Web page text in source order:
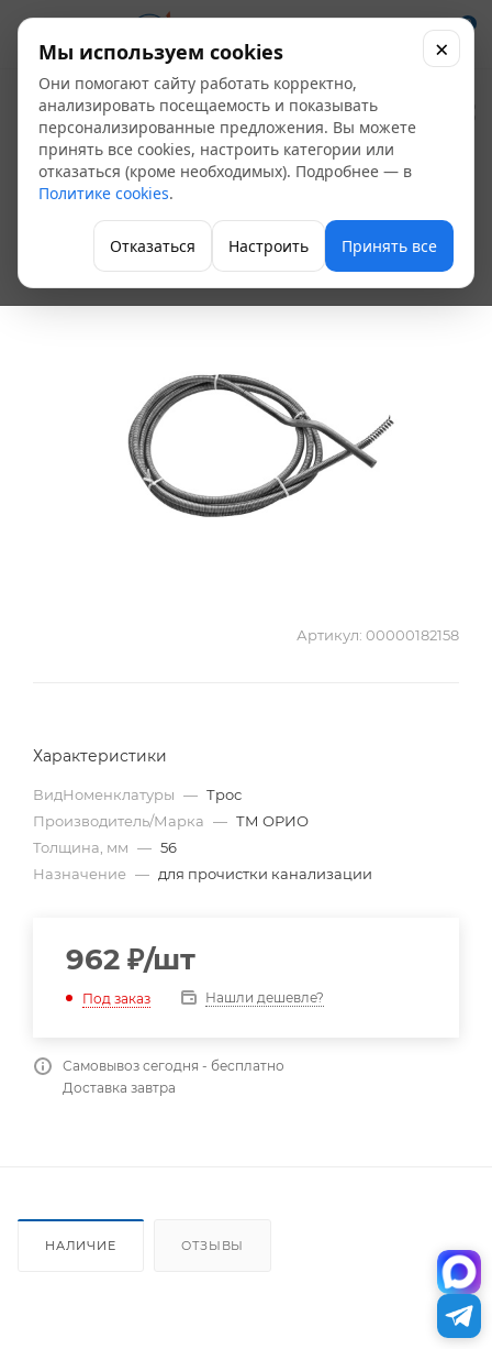
0
Трос
сантехнический Ду
5,6 мм длина 10 м
ОРИО ТСК-10000
Тросы для прочистки
Артикул: 00000182158
Характеристики
ВидНоменклатуры — Трос
Производитель/Марка — ТМ ОРИО
Толщина, мм — 56
Назначение — для прочистки канализации
962 ₽/шт
Под заказ Нашли дешевле?
Самовывоз сегодня - бесплатно
Доставка завтра
НАЛИЧИЕ ОТЗЫВЫ
Мы используем cookies
Они помогают сайту работать корректно,
анализировать посещаемость и показывать
персонализированные предложения. Вы можете
принять все cookies, настроить категории или
отказаться (кроме необходимых). Подробнее — в
Политике cookies.
Отказаться Настроить Принять все
×